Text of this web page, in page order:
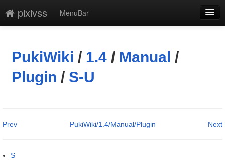
pixivss
MenuBar
添付
凍結解除
PukiWiki / 1.4 / Manual /
Plugin / S-U
Prev Next
PukiWiki/1.4/Manual/Plugin
S